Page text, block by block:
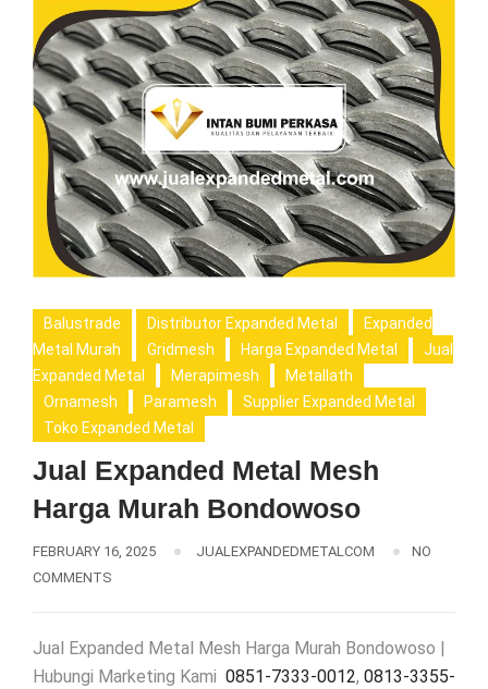
Balustrade Distributor Expanded Metal
Expanded
Metal Murah
Gridmesh Harga Expanded Metal
Jual
Expanded Metal
Merapimesh
Metallath
Ornamesh
Paramesh
Supplier Expanded Metal
Toko Expanded Metal
Jual Expanded Metal Mesh
Harga Murah Bondowoso
FEBRUARY 16, 2025 JUALEXPANDEDMETALCOM
NO
COMMENTS
Jual Expanded Metal Mesh Harga Murah Bondowoso |
Hubungi Marketing Kami 0851-7333-0012, 0813-3355-